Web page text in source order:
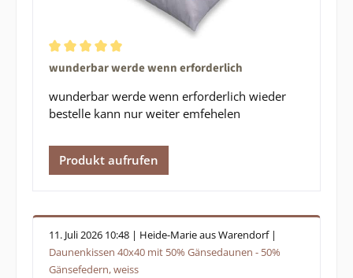
Durchschnittliche Bewertung von 5 von 5 Sternen
wunderbar werde wenn erforderlich
wunderbar werde wenn erforderlich wieder
bestelle kann nur weiter emfehelen
Produkt aufrufen
11. Juli 2026 10:48 | Heide-Marie aus Warendorf |
Daunenkissen 40x40 mit 50% Gänsedaunen - 50%
Gänsefedern, weiss